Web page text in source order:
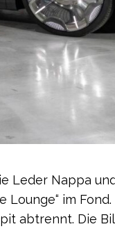
Leder Nappa
im
abtrennt. Die